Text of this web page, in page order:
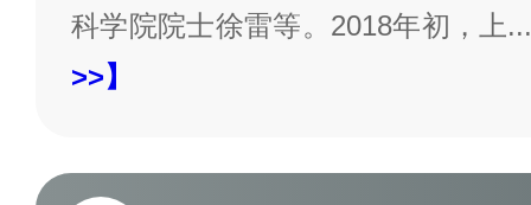
科学院院士徐雷等。2018年初，上
>>】